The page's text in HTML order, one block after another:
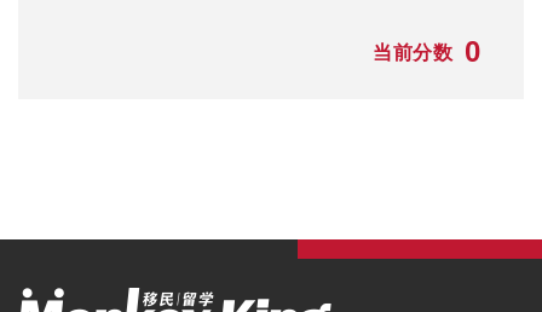
当前分数 0